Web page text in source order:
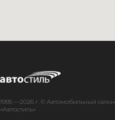
1995 —2026 г. © Автомобильный салон
«Автостиль»